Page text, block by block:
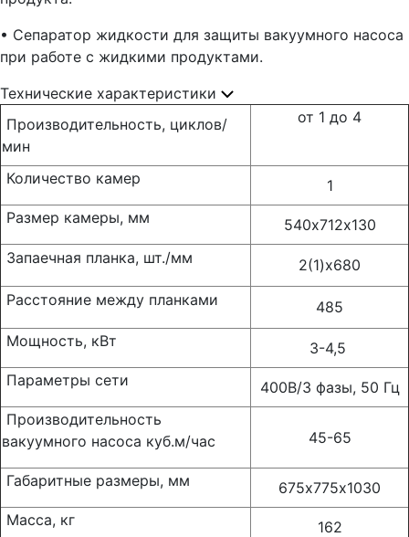
• Сепаратор жидкости для защиты вакуумного насоса
при работе с жидкими продуктами.
Технические характеристики
Производительность, циклов/
мин
от 1 до 4
Количество камер
1
Размер камеры, мм
540х712х130
Запаечная планка, шт./мм
2(1)х680
Расстояние между планками
485
Мощность, кВт
3-4,5
Параметры сети
400В/3 фазы, 50 Гц
Производительность
вакуумного насоса куб.м/час
45-65
Габаритные размеры, мм
675х775х1030
Масса, кг
162